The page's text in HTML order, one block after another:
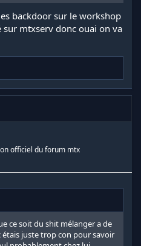
backdoor sur le workshop
mtxserv donc ouai on va
officiel du forum mtx
ce soit du shit mélanger a de
étais juste trop con pour savoir